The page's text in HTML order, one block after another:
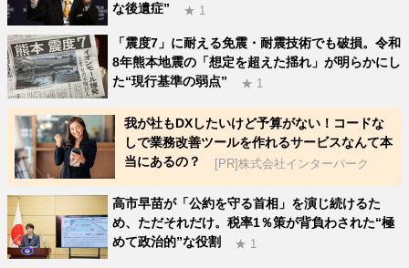
な後遺症”
★ 1
「震度7」に耐える免震・耐震技術でも破損。令和
8年熊本地震の「想定を超えた揺れ」が明らかにし
た“現行基準の弱点”
★ 1
我が社もDXしたいけど予算がない！コードな
しで業務改善ツールを作れるサービスなんて本
当にあるの？
[PR]株式会社インターパーク
高市早苗が「公約を守る首相」を演じ続けるた
め、ただそれだけ。税率1％策が背負わされた“極
めて政治的”な役割
★ 1